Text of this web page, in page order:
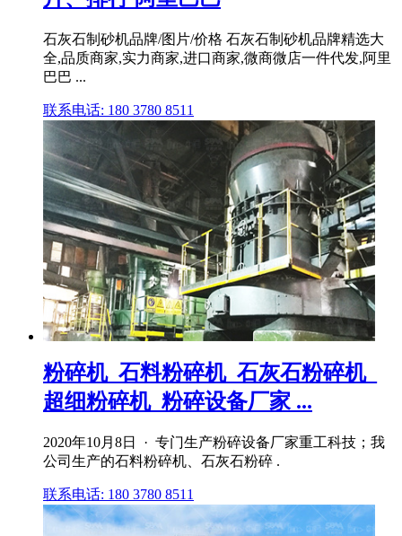
石灰石制砂机品牌/图片/价格 石灰石制砂机品牌精选大
全,品质商家,实力商家,进口商家,微商微店一件代发,阿里
巴巴 ...
联系电话: 180 3780 8511
粉碎机_石料粉碎机_石灰石粉碎机_
超细粉碎机_粉碎设备厂家 ...
2020年10月8日 · 专门生产粉碎设备厂家重工科技；我
公司生产的石料粉碎机、石灰石粉碎 .
联系电话: 180 3780 8511